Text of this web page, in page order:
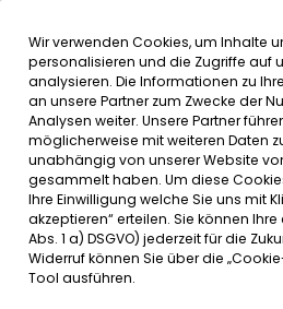
SERVICE
Montag, 11.11.2024
Sauberkeit und Ordnung an den
Wir verwenden Cookies, um Inhalte
personalisieren und die Zugriffe auf
analysieren. Die Informationen zu
an unsere Partner zum Zwecke der
Analysen weiter. Unsere Partner
möglicherweise mit weiteren Daten
unabhängig von unserer Website
gesammelt haben. Um diese
Ihre Einwilligung welche Sie uns mit
akzeptieren“ erteilen. Sie können
Abs. 1 a) DSGVO) jederzeit für die
Widerruf können Sie über die
Tool ausführen.